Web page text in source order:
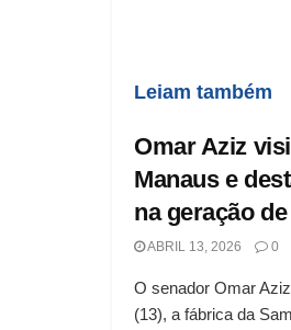
Leiam também
Omar Aziz
Manaus e
na geração
ABRIL 13, 2026 0
O senador Omar
(13), a fábrica da